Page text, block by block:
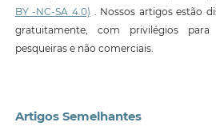
BY -NC-SA 4.0) . Nossos artigos estão
gratuitamente, com privilégios para
pesqueiras e não comerciais.
Artigos Semelhantes